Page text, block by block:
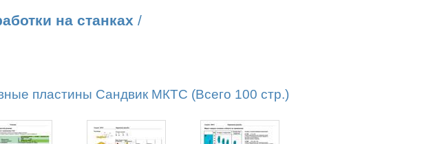
на станках /
пластины Сандвик МКТС (Всего 100 стр.)